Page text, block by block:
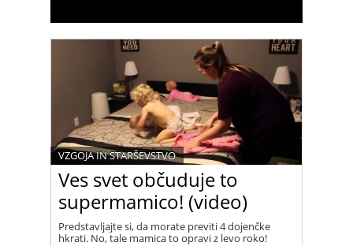
Ves svet občuduje to
supermamico! (video)
VZGOJA IN STARŠEVSTVO
Predstavljajte si, da morate previti 4 dojenčke
hkrati. No, tale mamica to opravi z levo roko!